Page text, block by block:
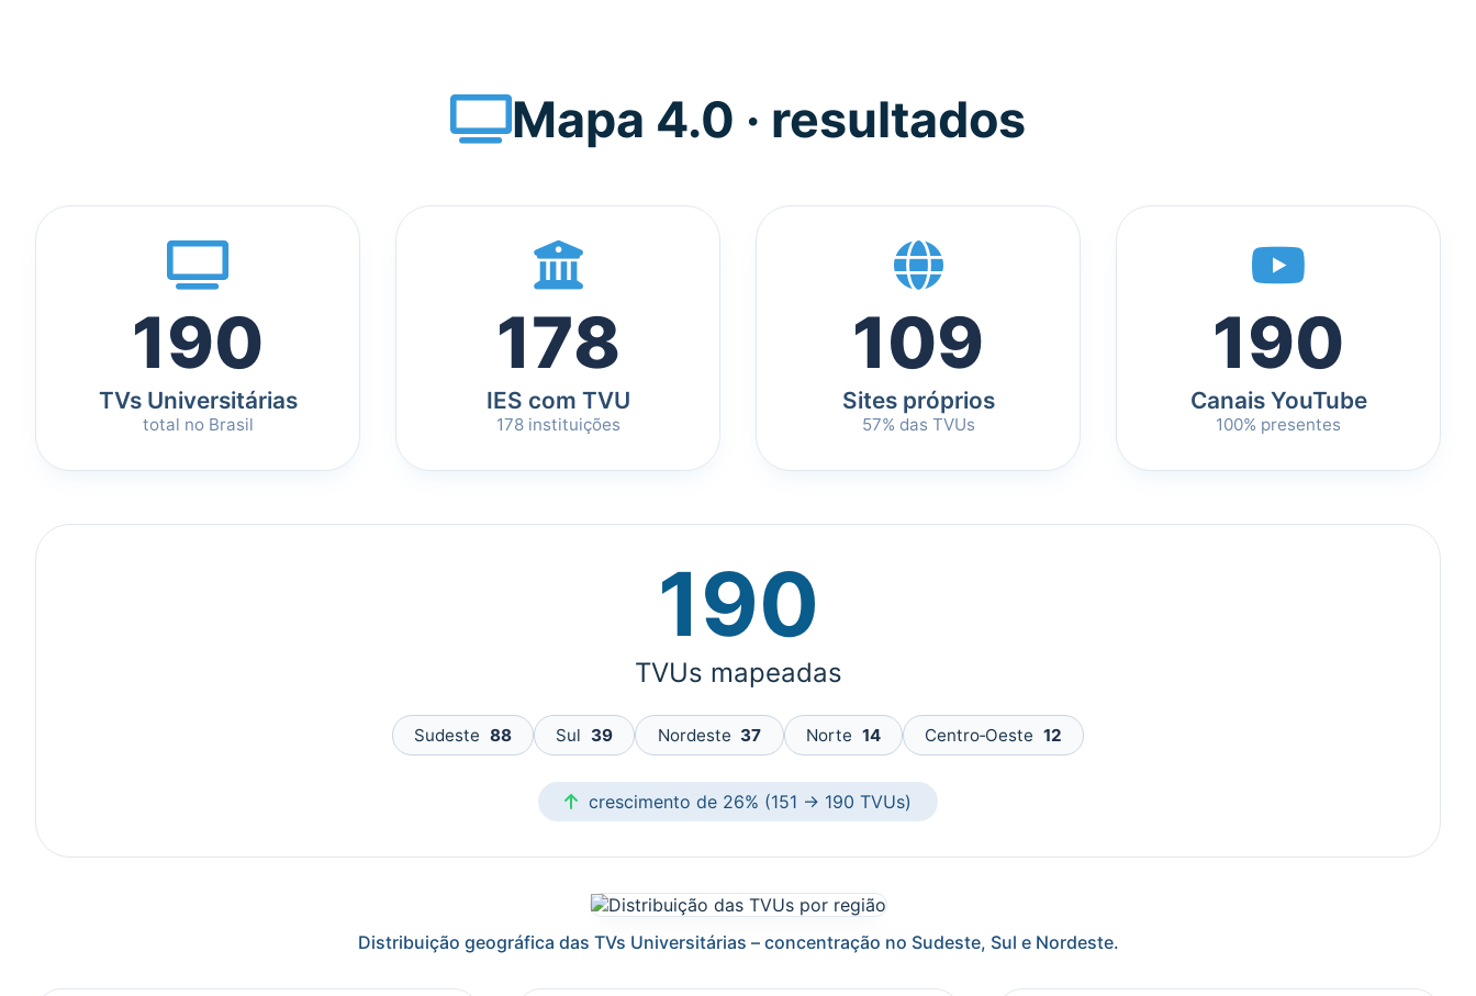
Mapa 4.0 · resultados
190
TVs Universitárias
total no Brasil
178
IES com TVU
178 instituições
109
Sites próprios
57% das TVUs
190
Canais YouTube
100% presentes
190
TVUs mapeadas
Sudeste 88 Sul 39 Nordeste 37 Norte 14 Centro‑Oeste 12
crescimento de 26% (151 → 190 TVUs)
Distribuição geográfica das TVs Universitárias – concentração no Sudeste, Sul e Nordeste.